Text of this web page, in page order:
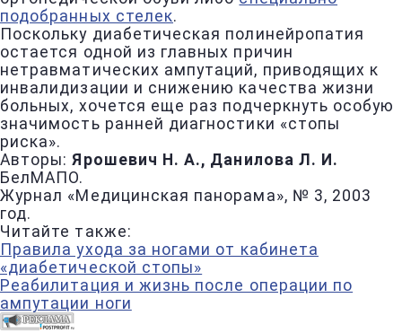
подобранных стелек.
Поскольку диабетическая полинейропатия
остается одной из главных причин
нетравматических ампутаций, приводящих к
инвалидизации и снижению качества жизни
больных, хочется еще раз подчеркнуть особую
значимость ранней диагностики «стопы
риска».
Авторы:Ярошевич Н. А., Данилова Л. И.
БелМАПО.
Журнал «Медицинская панорама», № 3, 2003
год.
Читайте также:
Правила ухода за ногами от кабинета
«диабетической стопы»
Реабилитация и жизнь после операции по
ампутации ноги